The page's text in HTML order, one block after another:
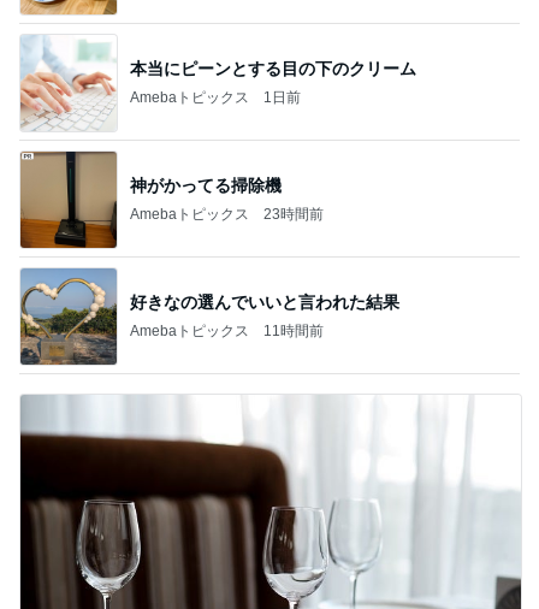
本当にピーンとする目の下のクリーム
Amebaトピックス 1日前
神がかってる掃除機
Amebaトピックス 23時間前
好きなの選んでいいと言われた結果
Amebaトピックス 11時間前